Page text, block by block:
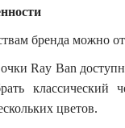
бренда можно
Ray Ban
классический
цветов.